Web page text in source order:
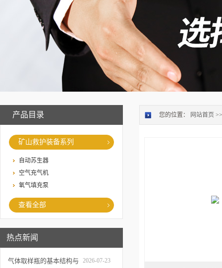
产品目录
矿山救护装备系列
自动苏生器
空气充气机
氧气填充泵
查看全部
热点新闻
气体取样瓶的基本结构与 2026-07-23
您的位置： 网站首页